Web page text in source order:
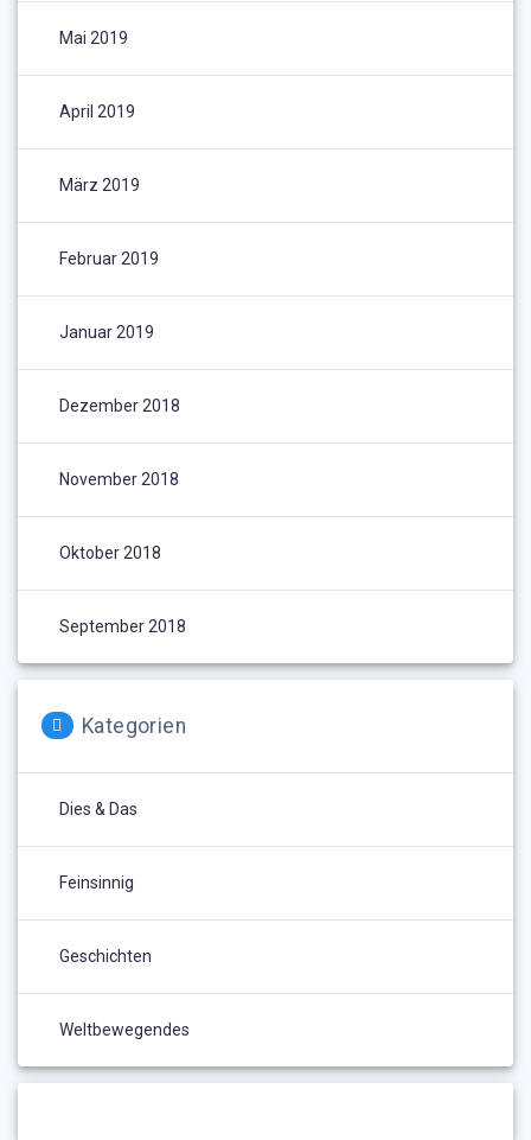
Mai 2019
April 2019
März 2019
Februar 2019
Januar 2019
Dezember 2018
November 2018
Oktober 2018
September 2018
Kategorien
Dies & Das
Feinsinnig
Geschichten
Weltbewegendes